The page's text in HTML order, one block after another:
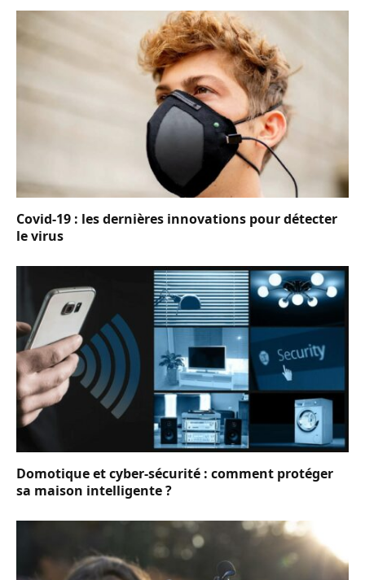
Covid-19 : les dernières innovations pour détecter
le virus
Domotique et cyber-sécurité : comment protéger
sa maison intelligente ?